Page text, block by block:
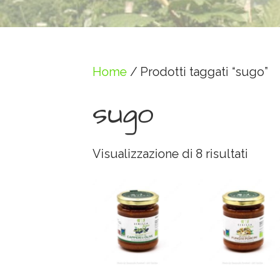
Home / Prodotti taggati “sugo”
sugo
Visualizzazione di 8 risultati